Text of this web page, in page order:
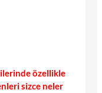
özellikle
sizce neler